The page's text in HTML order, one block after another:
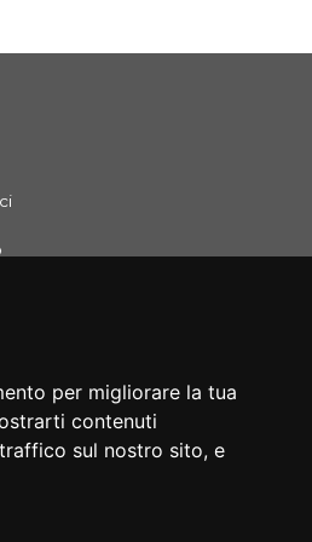
per migliorare la tua
contenuti
sul nostro sito, e